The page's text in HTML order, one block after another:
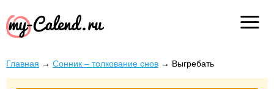
Главная → Сонник – толкование снов → Выгребать